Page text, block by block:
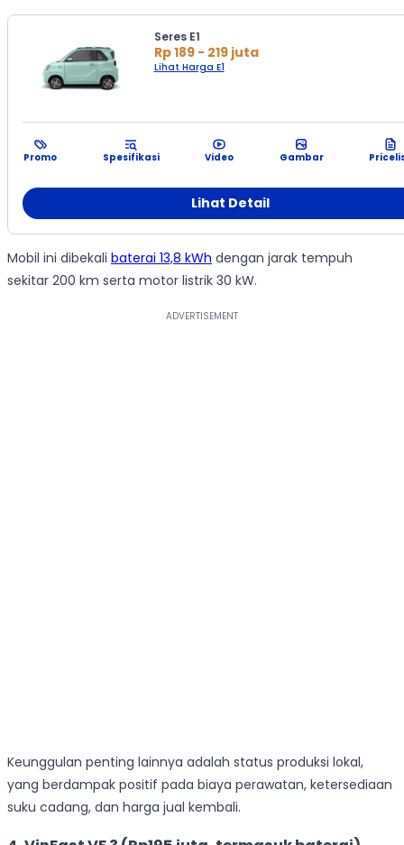
Seres E1
Rp 189 - 219 juta
Lihat Harga E1
Promo Spesifikasi Video Gambar
Lihat Detail
Mobil ini dibekali baterai 13,8 kWh dengan jarak tempuh
sekitar 200 km serta motor listrik 30 kW.
Keunggulan penting lainnya adalah status produksi lokal,
yang berdampak positif pada biaya perawatan, ketersediaan
suku cadang, dan harga jual kembali.